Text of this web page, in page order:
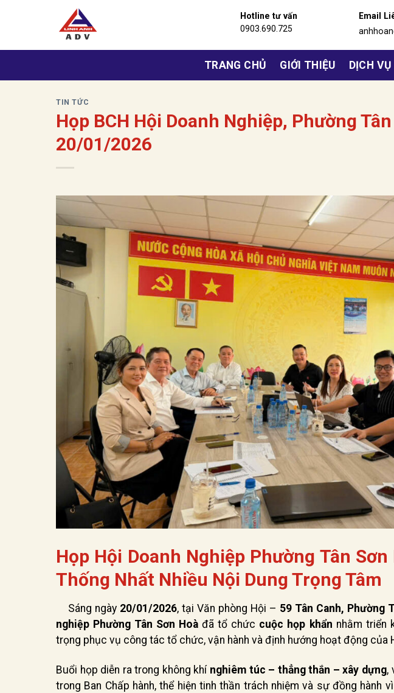
Hotline tư vấn
0903.690.725
Email
TRANG CHỦ GIỚI THIỆU DỊCH VỤ
TIN TỨC
Họp BCH Hội Doanh Nghiệp, Phường
20/01/2026
Họp Hội Doanh Nghiệp Phường Tân
Thống Nhất Nhiều Nội Dung Trọng Tâm
Sáng ngày 20/01/2026, tại Văn phòng Hội – 59 Tân Canh, Phường
nghiệp Phường Tân Sơn Hoà đã tổ chức cuộc họp khẩn nhằm triển
trọng phục vụ công tác tổ chức, vận hành và định hướng hoạt động của
Buổi họp diễn ra trong không khí nghiêm túc – thẳng thắn – xây dựng,
trong Ban Chấp hành, thể hiện tinh thần trách nhiệm và sự đồng hành